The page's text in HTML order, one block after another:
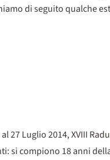
di seguito qualche
27 Luglio 2014, XVIII
si compiono 18 anni